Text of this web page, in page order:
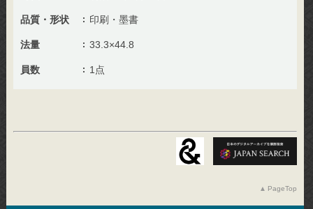
品質・形状 印刷・墨書
法量 33.3×44.8
員数 1点
PageTop